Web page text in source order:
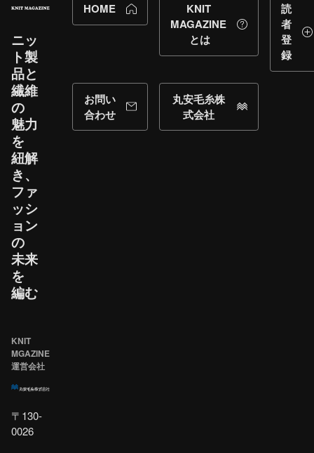
ニッ
ト製
品と​
繊維
の​
魅力
を​
紐解
き、​
ファ
ッシ
ョン
の​
未来
を​
編む
HOME
KNIT
MAGAZINE
とは
読
者
登
録
お問い
合わせ
丸安毛糸株
式会社
KNIT
MGAZINE
運営会社
〒130-
0026